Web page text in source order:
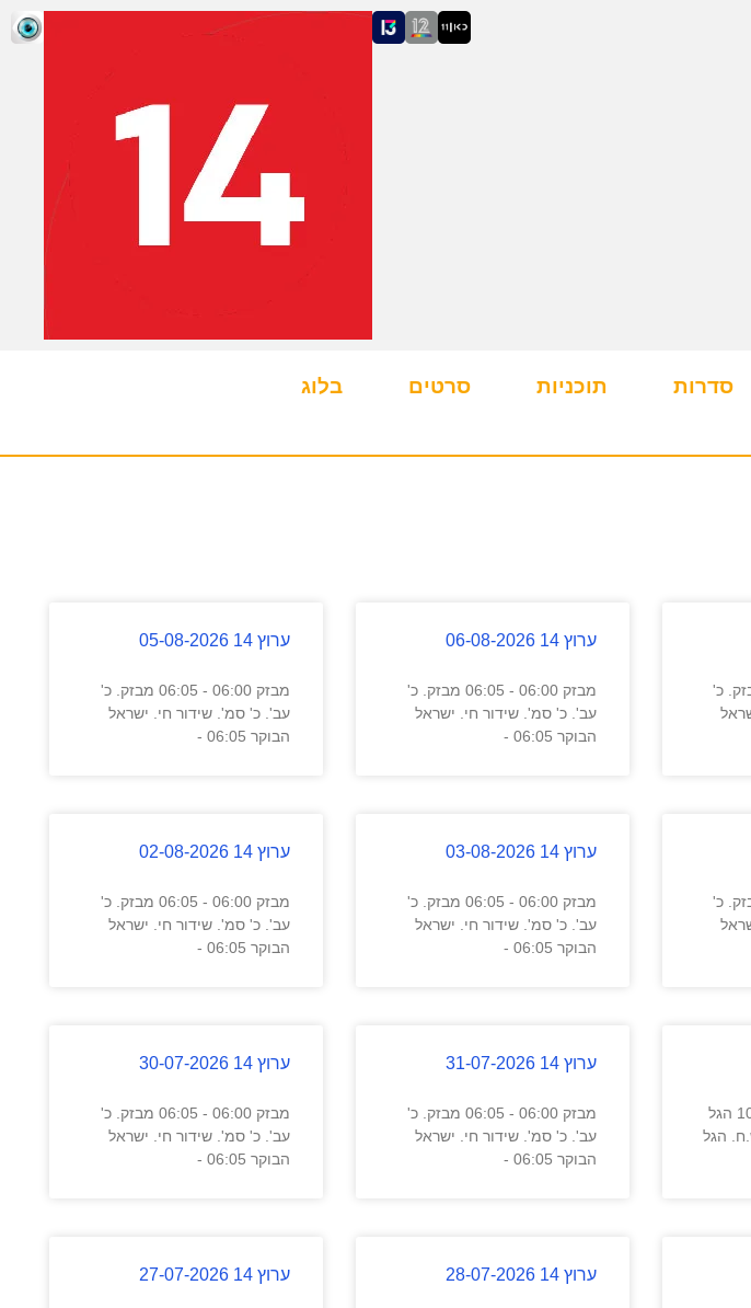
סדרות תוכניות סרטים בלוג
- 06:05 מבזק. כ'
ערוץ 14 06-08-2026
מבזק 06:00 - 06:05 מבזק. כ'
עב'. כ' סמ'. שידור חי. ישראל
הבוקר 06:05 -
ערוץ 14 05-08-2026
מבזק 06:00 - 06:05 מבזק. כ'
עב'. כ' סמ'. שידור חי. ישראל
הבוקר 06:05 -
- 06:05 מבזק. כ'
ערוץ 14 03-08-2026
מבזק 06:00 - 06:05 מבזק. כ'
עב'. כ' סמ'. שידור חי. ישראל
הבוקר 06:05 -
ערוץ 14 02-08-2026
מבזק 06:00 - 06:05 מבזק. כ'
עב'. כ' סמ'. שידור חי. ישראל
הבוקר 06:05 -
הגל השקט 06:00 - 10:00 הגל
הגל
ערוץ 14 31-07-2026
מבזק 06:00 - 06:05 מבזק. כ'
עב'. כ' סמ'. שידור חי. ישראל
הבוקר 06:05 -
ערוץ 14 30-07-2026
מבזק 06:00 - 06:05 מבזק. כ'
עב'. כ' סמ'. שידור חי. ישראל
הבוקר 06:05 -
ערוץ 14 28-07-2026 ערוץ 14 27-07-2026